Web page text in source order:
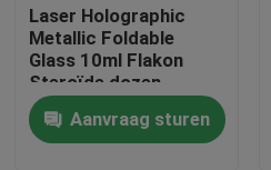
Huis
Producten
Laser Holographic
Metallic Foldable
Glass 10ml Flakon
Steroïde dozen
Verpakking
farmaceutische dozen
etiket
Aanvraag sturen